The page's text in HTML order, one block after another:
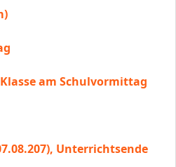
am Schulvormittag
Unterrichtsende